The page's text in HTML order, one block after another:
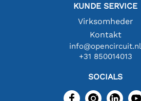
KUNDE SERVICE
Virksomheder
Kontakt
info@opencircuit.nl
+31 850014013
SOCIALS